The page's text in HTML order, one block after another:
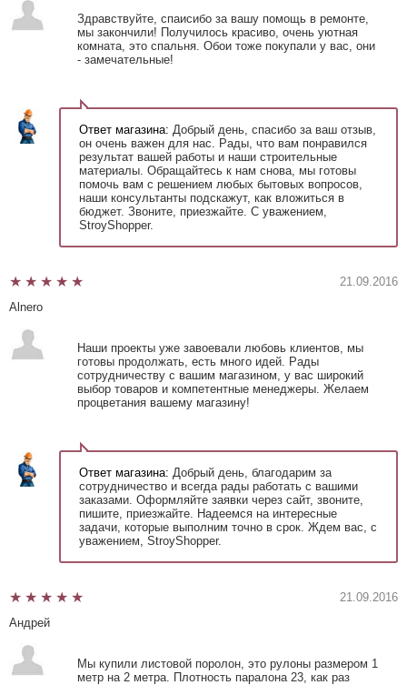
Здравствуйте, спаисибо за вашу помощь в ремонте,
мы закончили! Получилось красиво, очень уютная
комната, это спальня. Обои тоже покупали у вас, они
- замечательные!
Ответ магазина: Добрый день, спасибо за ваш отзыв,
он очень важен для нас. Рады, что вам понравился
результат вашей работы и наши строительные
материалы. Обращайтесь к нам снова, мы готовы
помочь вам с решением любых бытовых вопросов,
наши консультанты подскажут, как вложиться в
бюджет. Звоните, приезжайте. С уважением,
StroyShopper.
Alnero
21.09.2016
Наши проекты уже завоевали любовь клиентов, мы
готовы продолжать, есть много идей. Рады
сотрудничеству с вашим магазином, у вас широкий
выбор товаров и компетентные менеджеры. Желаем
процветания вашему магазину!
Ответ магазина: Добрый день, благодарим за
сотрудничество и всегда рады работать с вашими
заказами. Оформляйте заявки через сайт, звоните,
пишите, приезжайте. Надеемся на интересные
задачи, которые выполним точно в срок. Ждем вас, с
уважением, StroyShopper.
Андрей
21.09.2016
Мы купили листовой поролон, это рулоны размером 1
метр на 2 метра. Плотность паралона 23, как раз